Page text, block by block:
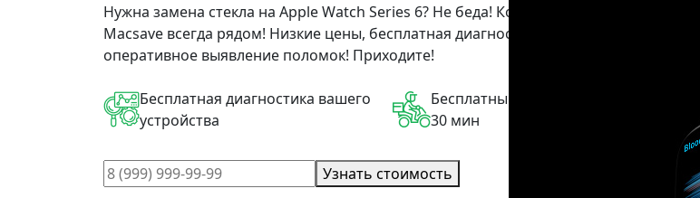
Нужна замена стекла на Apple Watch Series 6? Не беда! Команда
Macsave всегда рядом! Низкие цены, бесплатная диагностика,
оперативное выявление поломок! Приходите!
Бесплатная диагностика вашего
устройства
Бесплатный курьер от
30 мин
Узнать стоимость